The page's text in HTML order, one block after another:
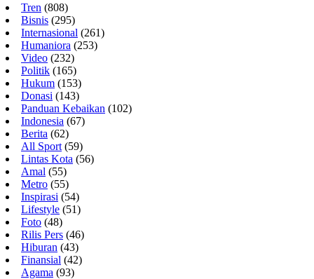
Tren (808)
Bisnis (295)
Internasional (261)
Humaniora (253)
Video (232)
Politik (165)
Hukum (153)
Donasi (143)
Panduan Kebaikan (102)
Indonesia (67)
Berita (62)
All Sport (59)
Lintas Kota (56)
Amal (55)
Metro (55)
Inspirasi (54)
Lifestyle (51)
Foto (48)
Rilis Pers (46)
Hiburan (43)
Finansial (42)
Agama (93)